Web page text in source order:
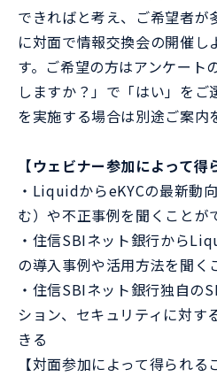
できればと考え、ご希望者が
に対面で情報交換会の開催し
す。ご希望の方はアンケート
しますか？」で「はい」を
を実施する場合は別途ご案内
【ウェビナー参加によって得
・LiquidからeKYCの最新動
む）や不正事例を聞くことが
・住信SBIネット銀行から
の導入事例や活用方法を聞く
・住信SBIネット銀行独自の
ション、セキュリティに対す
きる
【対面参加によって得られる